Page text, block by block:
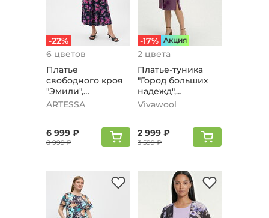
-22%
6 цветов
Платье
свободного кроя
"Эмили",
сиреневый
ARTESSA
6 999 ₽
8 999 ₽
-17% Aкция
2 цвета
Платье-туника
"Город больших
надежд",
сиреневый
Vivawool
2 999 ₽
3 599 ₽